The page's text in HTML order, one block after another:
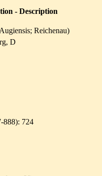
- Description
Reichenau)
D
888): 724